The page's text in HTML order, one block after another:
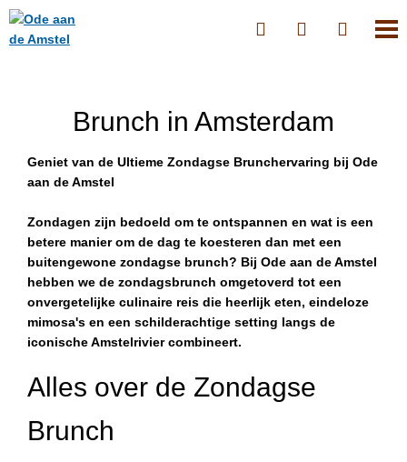
Brunch in Amsterdam
Geniet van de Ultieme Zondagse Brunchervaring bij Ode
aan de Amstel
Zondagen zijn bedoeld om te ontspannen en wat is een
betere manier om de dag te koesteren dan met een
buitengewone zondagse brunch? Bij Ode aan de Amstel
hebben we de zondagsbrunch omgetoverd tot een
onvergetelijke culinaire reis die heerlijk eten, eindeloze
mimosa's en een schilderachtige setting langs de
iconische Amstelrivier combineert.
Alles over de Zondagse
Brunch